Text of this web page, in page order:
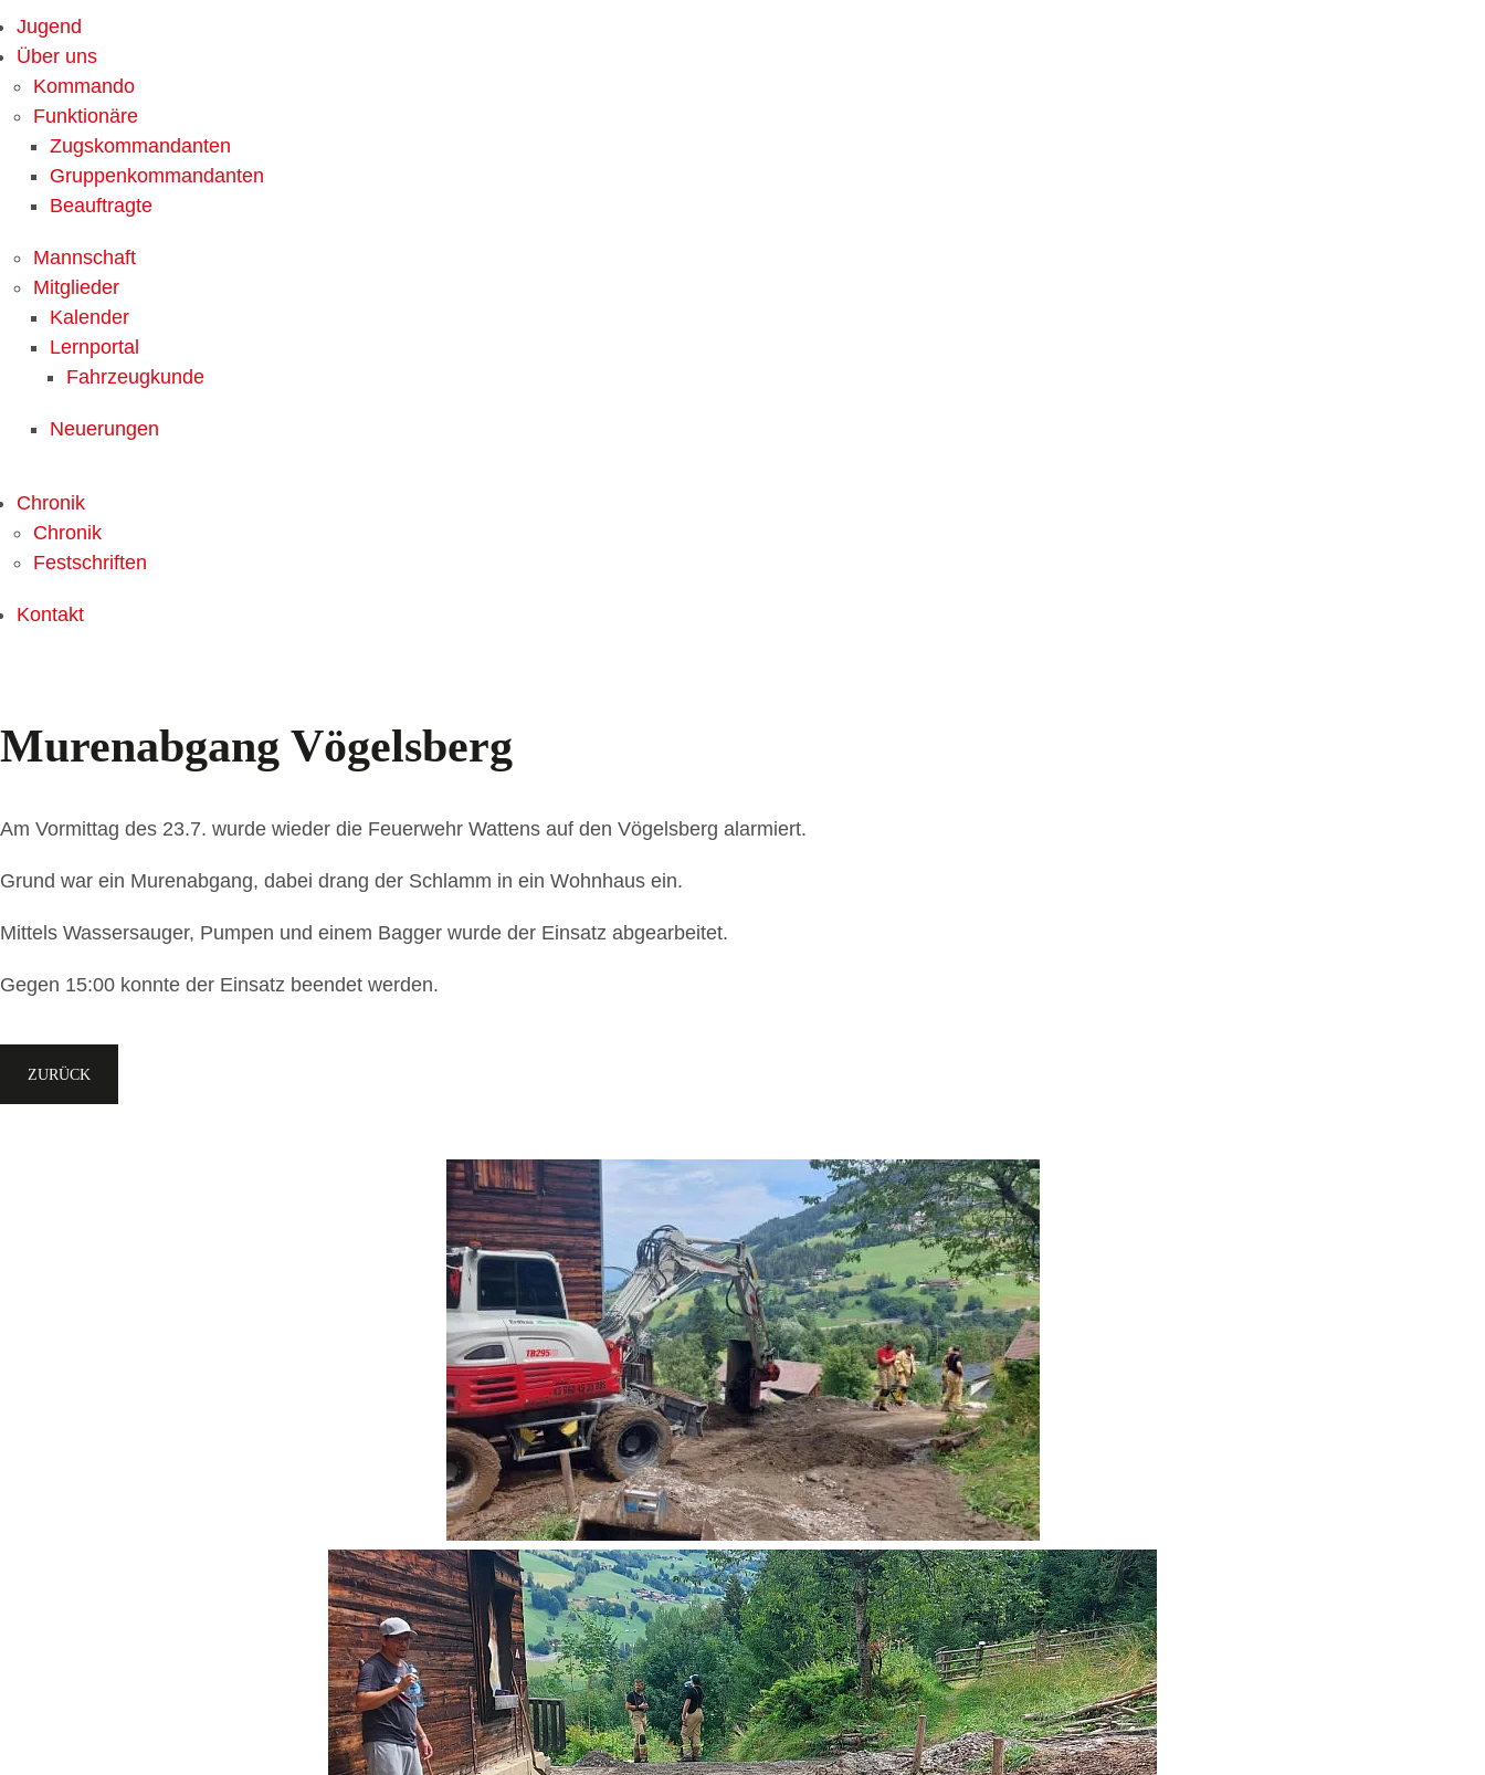
Jugend
Über uns
Kommando
Funktionäre
Zugskommandanten
Gruppenkommandanten
Beauftragte
Mannschaft
Mitglieder
Kalender
Lernportal
Fahrzeugkunde
Neuerungen
Chronik
Chronik
Festschriften
Kontakt
Murenabgang Vögelsberg
Am Vormittag des 23.7. wurde wieder die Feuerwehr Wattens auf den Vögelsberg alarmiert.
Grund war ein Murenabgang, dabei drang der Schlamm in ein Wohnhaus ein.
Mittels Wassersauger, Pumpen und einem Bagger wurde der Einsatz abgearbeitet.
Gegen 15:00 konnte der Einsatz beendet werden.
ZURÜCK